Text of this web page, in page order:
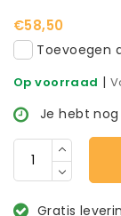
€58,50
Toevoegen
Op voorraad |
Je hebt nog
Gratis